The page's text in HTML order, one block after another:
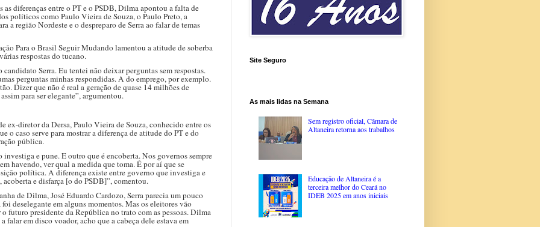
as diferenças entre o PT e o PSDB, Dilma apontou a falta de
políticos como Paulo Vieira de Souza, o Paulo Preto, a
a região Nordeste e o despreparo de Serra ao falar de temas
Para o Brasil Seguir Mudando lamentou a atitude de soberba
respostas do tucano.
candidato Serra. Eu tentei não deixar perguntas sem respostas.
perguntas minhas respondidas. A do emprego, por exemplo.
Dizer que não é real a geração de quase 14 milhões de
para ser elegante”, argumentou.
ex-diretor da Dersa, Paulo Vieira de Souza, conhecido entre os
o caso serve para mostrar a diferença de atitude do PT e do
pública.
e pune. E outro que é encoberta. Nos governos sempre
havendo, ver qual a medida que toma. É por aí que se
política. A diferença existe entre governo que investiga e
e disfarça [o do PSDB]”, comentou.
de Dilma, José Eduardo Cardozo, Serra parecia um pouco
deselegante em alguns momentos. Mas os eleitores vão
futuro presidente da República no trato com as pessoas. Dilma
falar em disco voador, acho que a cabeça dele estava em
Site Seguro
As mais lidas na Semana
Sem registro oficial, Câmara de
Altaneira retorna aos trabalhos
Educação de Altaneira é a
terceira melhor do Ceará no
IDEB 2025 em anos iniciais